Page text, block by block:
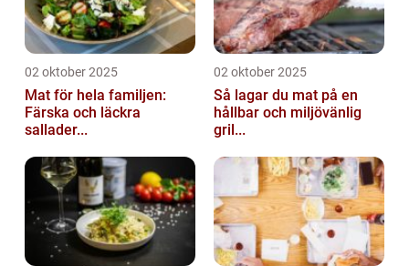
02 oktober 2025
Mat för hela familjen:
Färska och läckra
sallader...
02 oktober 2025
Så lagar du mat på en
hållbar och miljövänlig
gril...